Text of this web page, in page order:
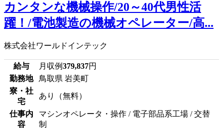
カンタンな機械操作/20～40代男性活
躍！/電池製造の機械オペレーター/高...
株式会社ワールドインテック
給与 月収例379,837円
勤務地
鳥取県 岩美町
寮・社
宅
あり（無料）
仕事内
容
マシンオペレータ・操作 / 電子部品系工場 / 交替
制